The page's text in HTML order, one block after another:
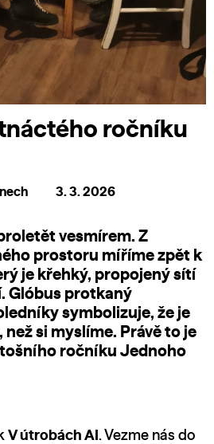
ročníku
3. 3. 2026
vesmírem. Z
prostoru míříme zpět k
je křehký, propojený sítí
Glóbus protkaný
symbolizuje, že je
si myslíme. Právě to je
ročníku Jednoho
V útrobách AI . Vezme nás do